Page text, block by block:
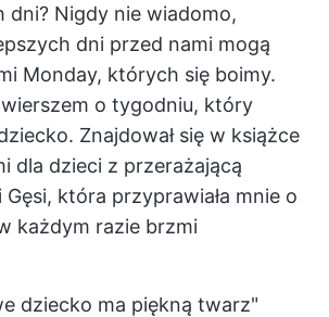
dni? Nigdy nie wiadomo,
dni przed nami mogą
Monday, których się boimy.
o tygodniu, który
Znajdował się w książce
dla dzieci z przerażającą
która przyprawiała mnie o
każdym razie brzmi
dziecko ma piękną twarz"